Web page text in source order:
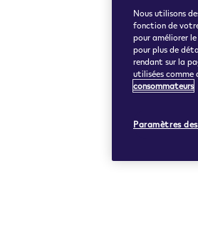
Nous utilisons
fonction de
pour améliorer
pour plus de
rendant sur la
utilisées
consommateurs
Paramètres